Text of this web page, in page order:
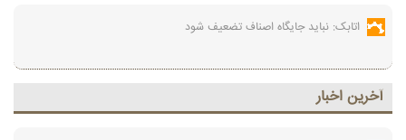
اتابک: نباید جایگاه اصناف تضعیف شود
آخرين اخبار